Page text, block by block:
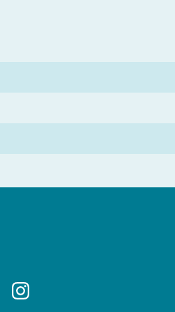
FacebookInstagram